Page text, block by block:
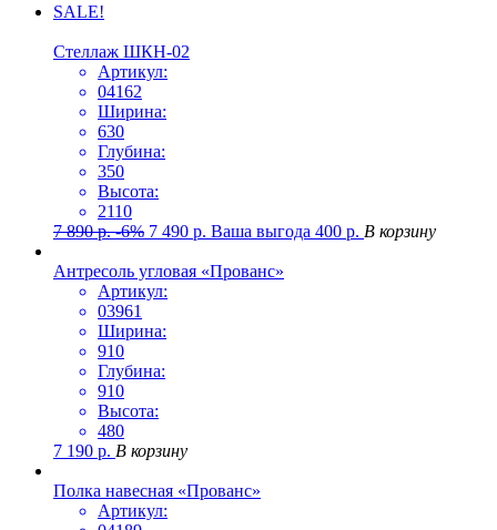
SALE!
Стеллаж ШКН-02
Артикул:
04162
Ширина:
630
Глубина:
350
Высота:
2110
7 890р. -6% 7 490 р. Ваша выгода 400 р. В корзину
Антресоль угловая «Прованс»
Артикул:
03961
Ширина:
910
Глубина:
910
Высота:
480
7 190 р. В корзину
Полка навесная «Прованс»
Артикул: